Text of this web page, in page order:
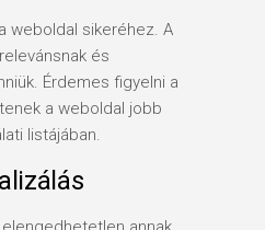
weboldal sikeréhez. A
és
Érdemes figyelni a
a weboldal jobb
listájában.